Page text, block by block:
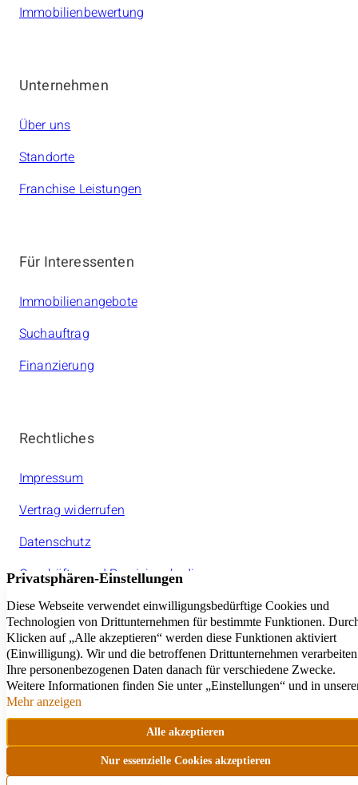
Immobilienbewertung
Unternehmen
Über uns
Standorte
Franchise Leistungen
Für Interessenten
Immobilienangebote
Suchauftrag
Finanzierung
Rechtliches
Impressum
Vertrag widerrufen
Datenschutz
Geschäfts- und Provisionsbedinungen
Jeder amarc21Franchisepartner ist ein rechtlich
selbstständiger Unternehmer.